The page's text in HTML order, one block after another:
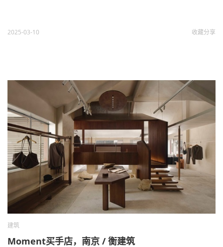
2025-03-10 收藏分享
建筑
Moment买手店，南京 / 衡建筑